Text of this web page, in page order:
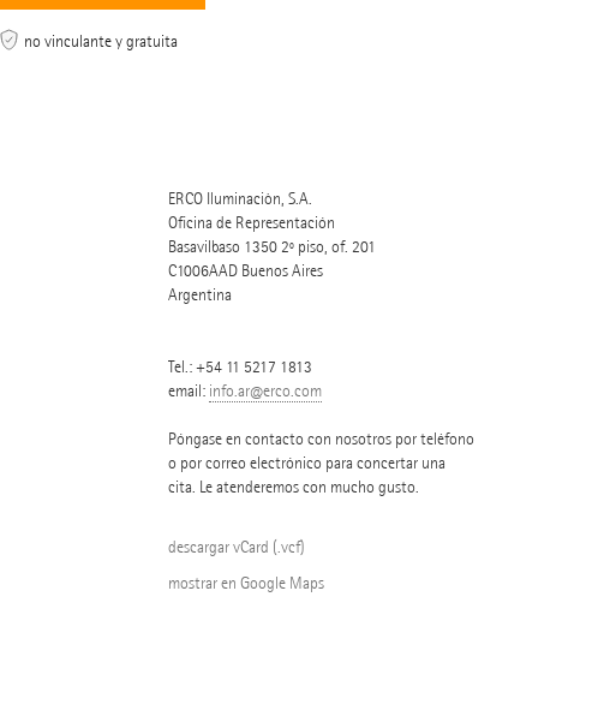
no vinculante y gratuita
ERCO Iluminaciòn, S.A.
Oficina de Representación
Basavilbaso 1350 2º piso, of. 201
C1006AAD Buenos Aires
Argentina
Tel.:+54 11 5217 1813
email: info.ar@erco.com
Póngase en contacto con nosotros por teléfono
o por correo electrónico para concertar una
cita. Le atenderemos con mucho gusto.
descargar vCard (.vcf)
mostrar en Google Maps